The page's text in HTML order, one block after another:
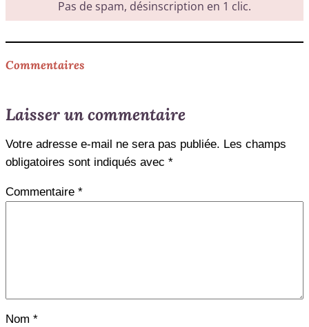
Commentaires
Laisser un commentaire
Votre adresse e-mail ne sera pas publiée. Les champs
obligatoires sont indiqués avec *
Commentaire *
Nom *